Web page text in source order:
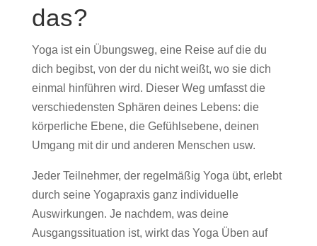
das?
Yoga ist ein Übungsweg, eine Reise auf die du
dich begibst, von der du nicht weißt, wo sie dich
einmal hinführen wird. Dieser Weg umfasst die
verschiedensten Sphären deines Lebens: die
körperliche Ebene, die Gefühlsebene, deinen
Umgang mit dir und anderen Menschen usw.
Jeder Teilnehmer, der regelmäßig Yoga übt, erlebt
durch seine Yogapraxis ganz individuelle
Auswirkungen. Je nachdem, was deine
Ausgangssituation ist, wirkt das Yoga Üben auf